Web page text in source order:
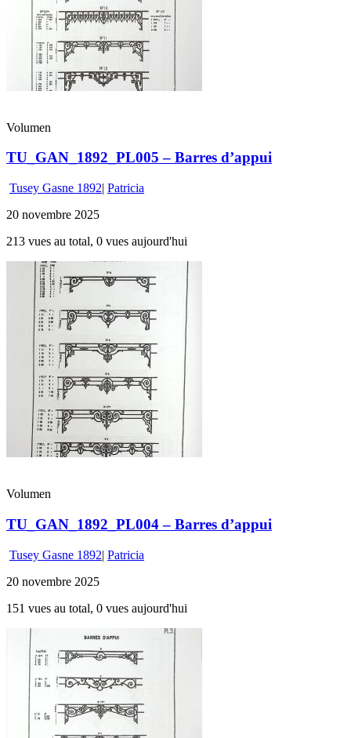
Volumen
TU_GAN_1892_PL005 – Barres d’appui
Tusey Gasne 1892| Patricia
20 novembre 2025
213 vues au total, 0 vues aujourd'hui
Volumen
TU_GAN_1892_PL004 – Barres d’appui
Tusey Gasne 1892| Patricia
20 novembre 2025
151 vues au total, 0 vues aujourd'hui